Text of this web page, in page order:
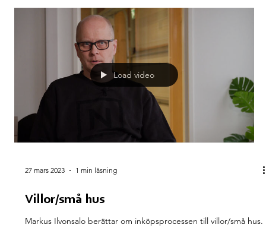
Load video
27 mars 2023 1 min läsning
Villor/små hus
Markus Ilvonsalo berättar om inköpsprocessen till villor/små hus.